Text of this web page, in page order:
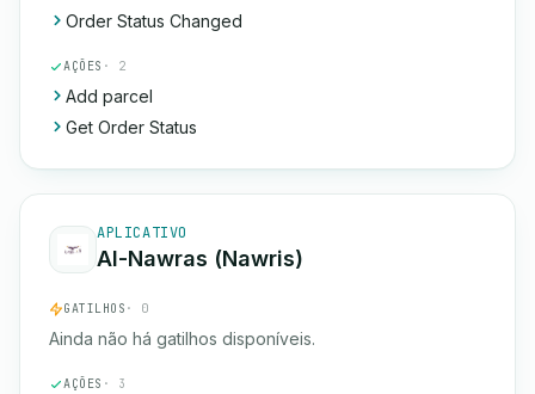
Order Status Changed
AÇÕES · 2
Add parcel
Get Order Status
APLICATIVO
Al-Nawras (Nawris)
GATILHOS · 0
Ainda não há gatilhos disponíveis.
AÇÕES · 3